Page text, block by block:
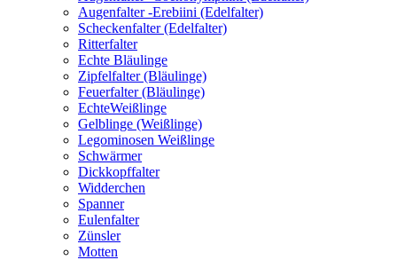
Augenfalter -Erebiini (Edelfalter)
Scheckenfalter (Edelfalter)
Ritterfalter
Echte Bläulinge
Zipfelfalter (Bläulinge)
Feuerfalter (Bläulinge)
EchteWeißlinge
Gelblinge (Weißlinge)
Legominosen Weißlinge
Schwärmer
Dickkopffalter
Widderchen
Spanner
Eulenfalter
Zünsler
Motten